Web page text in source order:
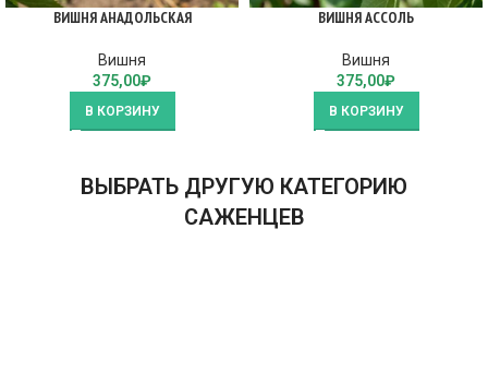
ВИШНЯ АНАДОЛЬСКАЯ
Вишня
375,00₽
В КОРЗИНУ
ВИШНЯ АССОЛЬ
Вишня
375,00₽
В КОРЗИНУ
ВЫБРАТЬ ДРУГУЮ КАТЕГОРИЮ
САЖЕНЦЕВ